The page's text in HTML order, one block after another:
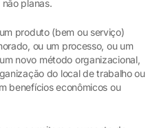
planas.
produto (bem ou serviço)
ou um processo, ou um
novo método organizacional,
do local de trabalho ou
benefícios econômicos ou